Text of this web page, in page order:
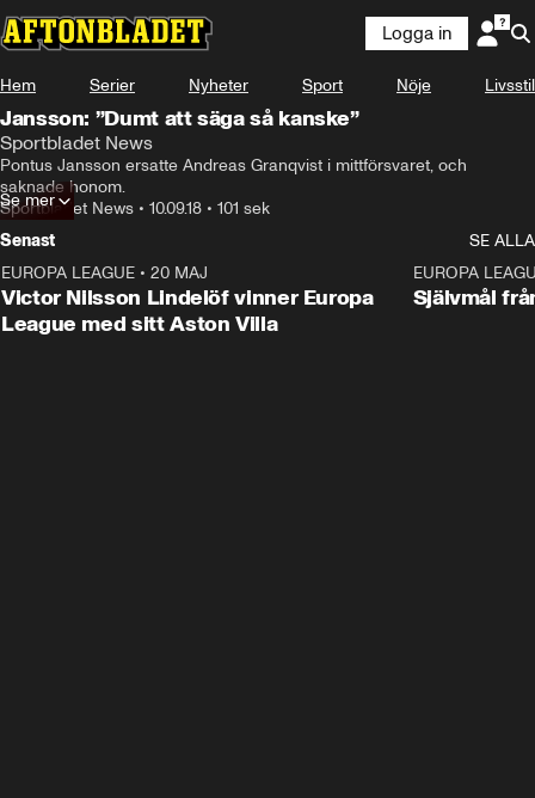
Logga in
Hem Serier Nyheter Sport Nöje Livsstil
Jansson: ”Dumt att säga så kanske”
Sportbladet News
Pontus Jansson ersatte Andreas Granqvist i mittförsvaret, och
saknade honom.
Sportbladet News • 10.09.18 • 101 sek
Se mer
Senast
SE ALLA
EUROPA LEAGUE • 20 MAJ
Victor Nilsson Lindelöf vinner Europa
League med sitt Aston Villa
EUROPA
Självmål